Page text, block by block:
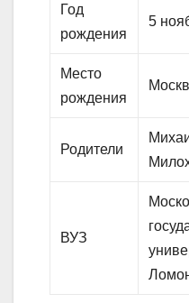
Год
рождения
5
Место
рождения
Родители
ВУЗ